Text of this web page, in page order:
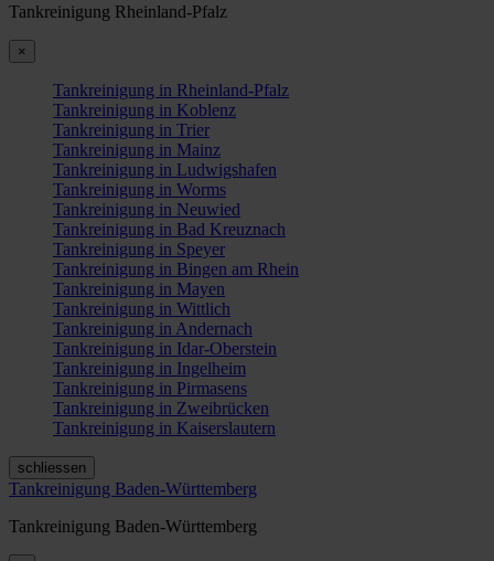
Tankreinigung Rheinland-Pfalz
×
Tankreinigung in Rheinland-Pfalz
Tankreinigung in Koblenz
Tankreinigung in Trier
Tankreinigung in Mainz
Tankreinigung in Ludwigshafen
Tankreinigung in Worms
Tankreinigung in Neuwied
Tankreinigung in Bad Kreuznach
Tankreinigung in Speyer
Tankreinigung in Bingen am Rhein
Tankreinigung in Mayen
Tankreinigung in Wittlich
Tankreinigung in Andernach
Tankreinigung in Idar-Oberstein
Tankreinigung in Ingelheim
Tankreinigung in Pirmasens
Tankreinigung in Zweibrücken
Tankreinigung in Kaiserslautern
schliessen
Tankreinigung Baden-Württemberg
Tankreinigung Baden-Württemberg